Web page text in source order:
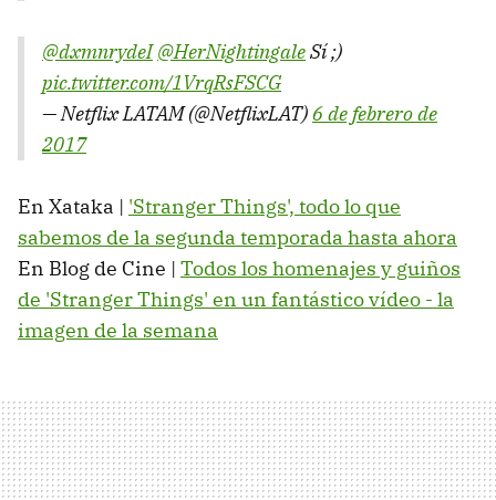
@dxmnrydeI @HerNightingaleSí ;)
pic.twitter.com/1VrqRsFSCG
— Netflix LATAM (@NetflixLAT)6 de febrero de
2017
En Xataka | 'Stranger Things', todo lo que
sabemos de la segunda temporada hasta ahora
En Blog de Cine | Todos los homenajes y guiños
de 'Stranger Things' en un fantástico vídeo - la
imagen de la semana